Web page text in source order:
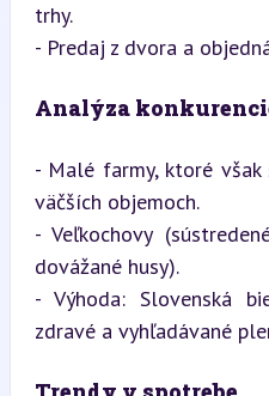
trhy.
- Predaj z dvora a
Analýza
- Malé farmy, ktoré
väčších objemoch.
- Veľkochovy
dovážané husy).
- Výhoda: Slovenská
zdravé a vyhľadávané